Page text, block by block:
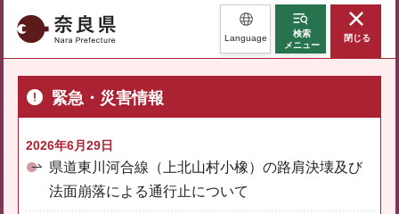
奈良県 Language
検索
メニュー
閉じる
緊急・災害情報
2026年6月29日
県道東川河合線（上北山村小橡）の路肩決壊及び
法面崩落による通行止について